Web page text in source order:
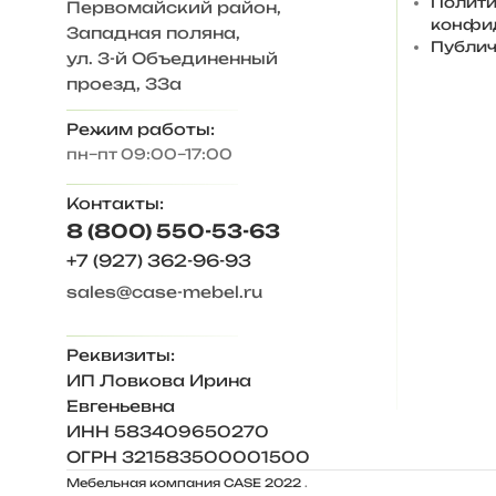
Увеличивать высоту комплекта мебели за счет
— Глубина полок в шкафу и пенале 424 мм.
— Глубина шкафа и пенала 443 мм., глубина
— Шкаф и пенал укомплектованы петлями с
— На ящиках установлены шариковые
— Конструкция предусматривает
— Функциональные возможности прихожей
Упаковка и доставка.
Первомайский район,
Западная поляна,
ул. 3-й Объединенный
проезд, 33а
Режим работы:
пн–пт 09:00–17:00
Контакты:
8 (800) 550-53-63
+7 (927) 362-96-93
sales@case-mebel.ru
Реквизиты:
ИП Ловкова Ирина
Евгеньевна
ИНН 583409650270
ОГРН 321583500001500
Мебельная компания CASE 2022 .